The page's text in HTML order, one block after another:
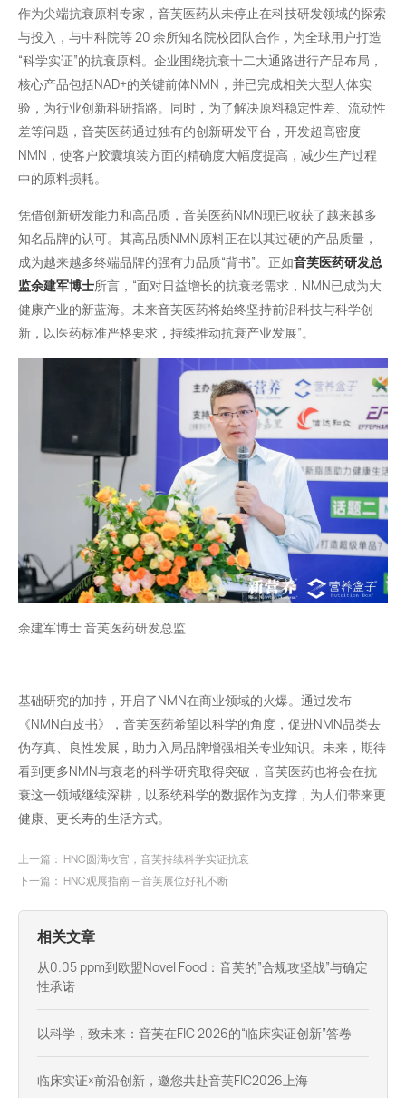
作为尖端抗衰原料专家，音芙医药从未停止在科技研发领域的探索
与投入，与中科院等 20 余所知名院校团队合作，为全球用户打造
“科学实证”的抗衰原料。企业围绕抗衰十二大通路进行产品布局，
核心产品包括NAD+的关键前体NMN，并已完成相关大型人体实
验，为行业创新科研指路。同时，为了解决原料稳定性差、流动性
差等问题，音芙医药通过独有的创新研发平台，开发超高密度
NMN，使客户胶囊填装方面的精确度大幅度提高，减少生产过程
中的原料损耗。
凭借创新研发能力和高品质，音芙医药NMN现已收获了越来越多
知名品牌的认可。其高品质NMN原料正在以其过硬的产品质量，
成为越来越多终端品牌的强有力品质“背书”。正如音芙医药研发总
监余建军博士所言，“面对日益增长的抗衰老需求，NMN已成为大
健康产业的新蓝海。未来音芙医药将始终坚持前沿科技与科学创
新，以医药标准严格要求，持续推动抗衰产业发展”。
余建军博士 音芙医药研发总监
基础研究的加持，开启了NMN在商业领域的火爆。通过发布
《NMN白皮书》，音芙医药希望以科学的角度，促进NMN品类去
伪存真、良性发展，助力入局品牌增强相关专业知识。未来，期待
看到更多NMN与衰老的科学研究取得突破，音芙医药也将会在抗
衰这一领域继续深耕，以系统科学的数据作为支撑，为人们带来更
健康、更长寿的生活方式。
上一篇： HNC圆满收官，音芙持续科学实证抗衰
下一篇： HNC观展指南 — 音芙展位好礼不断
相关文章
从0.05 ppm到欧盟Novel Food：音芙的”合规攻坚战”与确定
性承诺
以科学，致未来：音芙在FIC 2026的“临床实证创新”答卷
临床实证×前沿创新，邀您共赴音芙FIC2026上海